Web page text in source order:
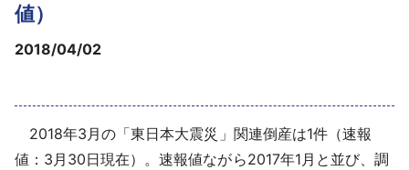
導入事例
採用情報
値）
2018/04/02
2018年3月の「東日本大震災」関連倒産は1件（速報
値：3月30日現在）。速報値ながら2017年1月と並び、調